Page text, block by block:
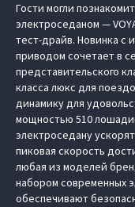
Гости могли
электроседаном —
тест-драйв. Новинка с
приводом сочетает в
представительского
класса люкс для
динамику для
мощностью 510
электроседану
пиковая скорость
любая из моделей
набором современных
обеспечивают